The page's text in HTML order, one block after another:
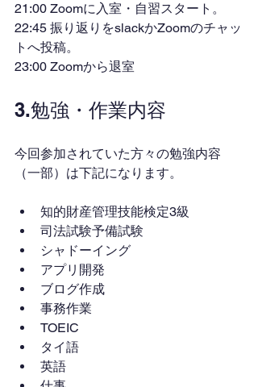
21:00 Zoomに入室・自習スタート。
22:45 振り返りをslackかZoomのチャッ
トへ投稿。
23:00 Zoomから退室
3.勉強・作業内容
今回参加されていた方々の勉強内容
（一部）は下記になります。
知的財産管理技能検定3級
司法試験予備試験
シャドーイング
アプリ開発
ブログ作成
事務作業
TOEIC
タイ語
英語